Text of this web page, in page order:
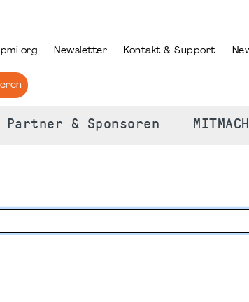
pmi.org Newsletter Kontakt & Support
Partner & Sponsoren